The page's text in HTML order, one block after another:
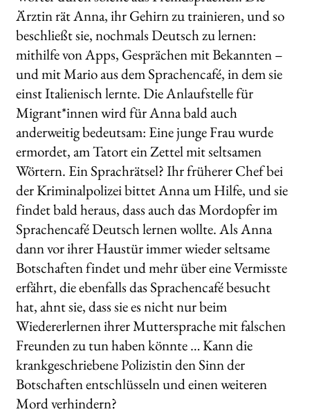
Ärztin rät Anna, ihr Gehirn zu trainieren, und so
beschließt sie, nochmals Deutsch zu lernen:
mithilfe von Apps, Gesprächen mit Bekannten –
und mit Mario aus dem Sprachencafé, in dem sie
einst Italienisch lernte. Die Anlaufstelle für
Migrant*innen wird für Anna bald auch
anderweitig bedeutsam: Eine junge Frau wurde
ermordet, am Tatort ein Zettel mit seltsamen
Wörtern. Ein Sprachrätsel? Ihr früherer Chef bei
der Kriminalpolizei bittet Anna um Hilfe, und sie
findet bald heraus, dass auch das Mordopfer im
Sprachencafé Deutsch lernen wollte. Als Anna
dann vor ihrer Haustür immer wieder seltsame
Botschaften findet und mehr über eine Vermisste
erfährt, die ebenfalls das Sprachencafé besucht
hat, ahnt sie, dass sie es nicht nur beim
Wiedererlernen ihrer Muttersprache mit falschen
Freunden zu tun haben könnte … Kann die
krankgeschriebene Polizistin den Sinn der
Botschaften entschlüsseln und einen weiteren
Mord verhindern?